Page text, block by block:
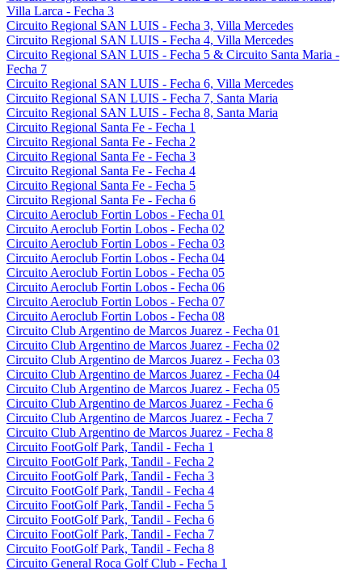
Villa Larca - Fecha 3
Circuito Regional SAN LUIS - Fecha 3, Villa Mercedes
Circuito Regional SAN LUIS - Fecha 4, Villa Mercedes
Circuito Regional SAN LUIS - Fecha 5 & Circuito Santa Maria -
Fecha 7
Circuito Regional SAN LUIS - Fecha 6, Villa Mercedes
Circuito Regional SAN LUIS - Fecha 7, Santa Maria
Circuito Regional SAN LUIS - Fecha 8, Santa Maria
Circuito Regional Santa Fe - Fecha 1
Circuito Regional Santa Fe - Fecha 2
Circuito Regional Santa Fe - Fecha 3
Circuito Regional Santa Fe - Fecha 4
Circuito Regional Santa Fe - Fecha 5
Circuito Regional Santa Fe - Fecha 6
Circuito Aeroclub Fortin Lobos - Fecha 01
Circuito Aeroclub Fortin Lobos - Fecha 02
Circuito Aeroclub Fortin Lobos - Fecha 03
Circuito Aeroclub Fortin Lobos - Fecha 04
Circuito Aeroclub Fortin Lobos - Fecha 05
Circuito Aeroclub Fortin Lobos - Fecha 06
Circuito Aeroclub Fortin Lobos - Fecha 07
Circuito Aeroclub Fortin Lobos - Fecha 08
Circuito Club Argentino de Marcos Juarez - Fecha 01
Circuito Club Argentino de Marcos Juarez - Fecha 02
Circuito Club Argentino de Marcos Juarez - Fecha 03
Circuito Club Argentino de Marcos Juarez - Fecha 04
Circuito Club Argentino de Marcos Juarez - Fecha 05
Circuito Club Argentino de Marcos Juarez - Fecha 6
Circuito Club Argentino de Marcos Juarez - Fecha 7
Circuito Club Argentino de Marcos Juarez - Fecha 8
Circuito FootGolf Park, Tandil - Fecha 1
Circuito FootGolf Park, Tandil - Fecha 2
Circuito FootGolf Park, Tandil - Fecha 3
Circuito FootGolf Park, Tandil - Fecha 4
Circuito FootGolf Park, Tandil - Fecha 5
Circuito FootGolf Park, Tandil - Fecha 6
Circuito FootGolf Park, Tandil - Fecha 7
Circuito FootGolf Park, Tandil - Fecha 8
Circuito General Roca Golf Club - Fecha 1